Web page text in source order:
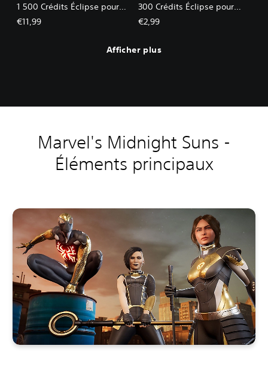
1 500 Crédits Éclipse pour
PS5™
€11,99
300 Crédits Éclipse pour
PS5™
€2,99
Afficher plus
Marvel's Midnight Suns -
Éléments principaux